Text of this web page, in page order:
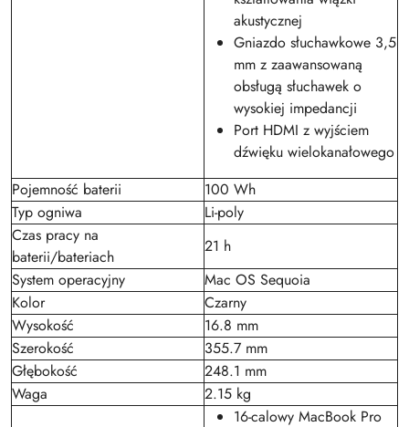
akustycznej
Gniazdo słuchawkowe 3,5
mm z zaawansowaną
obsługą słuchawek o
wysokiej impedancji
Port HDMI z wyjściem
dźwięku wielokanałowego
Pojemność baterii
100 Wh
Typ ogniwa
Li-poly
Czas pracy na
baterii/bateriach
21 h
System operacyjny
Mac OS Sequoia
Kolor
Czarny
Wysokość
16.8 mm
Szerokość
355.7 mm
Głębokość
248.1 mm
Waga
2.15 kg
16-calowy MacBook Pro